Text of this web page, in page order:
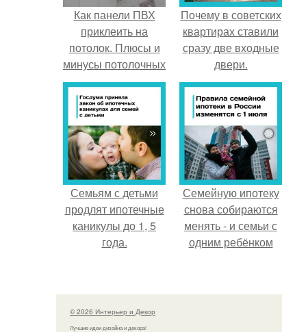
Как панели ПВХ
приклеить на
потолок. Плюсы и
минусы потолочных
панелей из
пластика
Почему в советских
квартирах ставили
сразу две входные
двери.
Семьям с детьми
продлят ипотечные
каникулы до 1, 5
года.
Семейную ипотеку
снова собираются
менять - и семьи с
одним ребёнком
© 2026 Интерьер и Декор
Лучшие идеи дизайна и декора!